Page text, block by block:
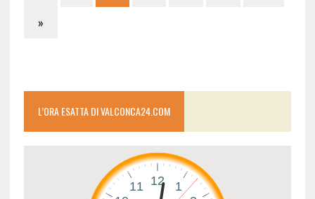
»
L’ORA ESATTA DI VALCONCA24.COM